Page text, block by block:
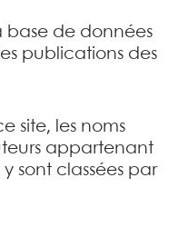
base de données
publications des
site, les noms
appartenant
sont classées par